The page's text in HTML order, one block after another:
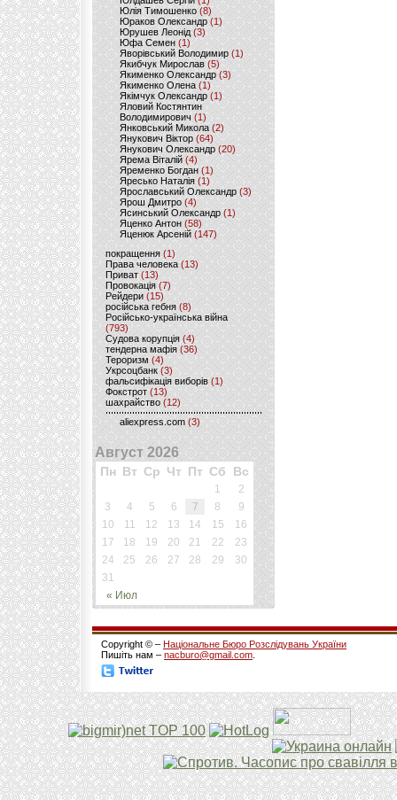
Юлія Тимошенко (8)
Юраков Олександр (1)
Юрушев Леонід (3)
Юфа Семен (1)
Яворівський Володимир (1)
Якибчук Мирослав (5)
Якименко Олександр (3)
Якименко Олена(1)
Якімчук Олександр (1)
Яловий Костянтин
Володимирович (1)
Янковський Микола(2)
Янукович Віктор (64)
Янукович Олександр(20)
Ярема Віталій(4)
Яременко Богдан(1)
Яресько Наталія(1)
Ярославський Олександр (3)
Ярош Дмитро (4)
Ясинський Олександр (1)
Яценко Антон(58)
Яценюк Арсеній (147)
покращення (1)
Права человека(13)
Приват (13)
Провокація (7)
Рейдери (15)
російська гебня (8)
Російсько-українська війна
(793)
Судова корупція (4)
тендерна мафія (36)
Тероризм (4)
Укрсоцбанк (3)
фальсифікація виборів (1)
Фокстрот(13)
шахрайство (12)
aliexpress.com (3)
Август 2026
Пн Вт Ср Чт Пт Сб Вс
« Июл
1
2
3
4 5 6 7 8
9
10
11 12 13 14 15
16
17
18 19 20 21 22
23
24
25 26 27 28 29
30
31
Copyright © – Національне Бюро Розслідувань України
Пишіть нам – nacburo@gmail.com